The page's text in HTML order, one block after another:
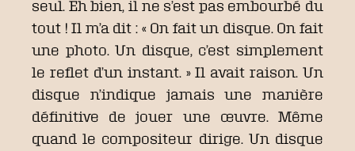
seul. Eh bien, il ne s’est pas embourbé du
tout ! Il m’a dit : « On fait un disque. On fait
une photo. Un disque, c’est simplement
le reflet d’un instant. » Il avait raison. Un
disque n’indique jamais une manière
définitive de jouer une œuvre. Même
quand le compositeur dirige. Un disque